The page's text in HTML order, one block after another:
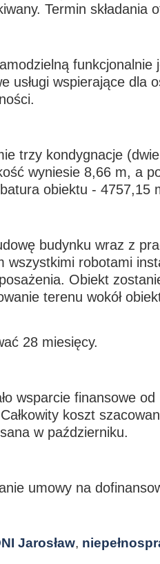
Termin składania
funkcjonalnie
usługi wspierające dla
trzy kondygnacje
wyniesie 8,66 m, a
obiektu - 4757,15
budynku wraz z
wszystkimi robotami
Obiekt
terenu wokół
28 miesięcy.
wsparcie finansowe
koszt
w październiku.
umowy na
Jarosław,